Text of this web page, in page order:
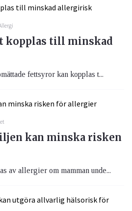
kopplas till minskad
fettsyror kan kopplas t...
kan minska risken
av allergier om mamman unde...